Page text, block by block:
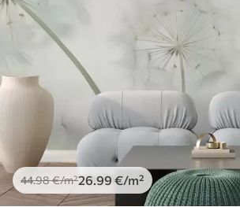
44.98€/m²26.99 €/m²